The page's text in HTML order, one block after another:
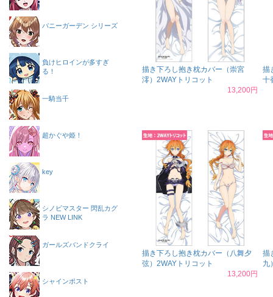
描き下ろし抱き枕カバー（崇宮
澪）2WAYトリコット
13,200円
描
十
描き下ろし抱き枕カバー（八舞夕
弦）2WAYトリコット
13,200円
描
九
バニーガーデン シリーズ
負けヒロインが多すぎ
る！
一騎当千
超かぐや姫！
key
シノビマスター 閃乱カグ
ラ NEW LINK
ガールズバンドクライ
シャインポスト